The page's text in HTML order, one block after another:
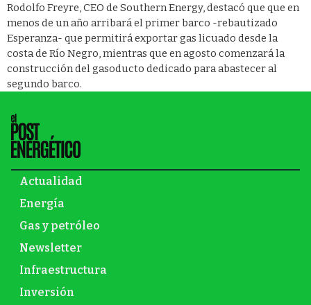
Rodolfo Freyre, CEO de Southern Energy, destacó que que en
menos de un año arribará el primer barco -rebautizado
Esperanza- que permitirá exportar gas licuado desde la
costa de Río Negro, mientras que en agosto comenzará la
construcción del gasoducto dedicado para abastecer al
segundo barco.
Actualidad
Energía
Gas y petróleo
Newsletter
Infraestructura
Inversión